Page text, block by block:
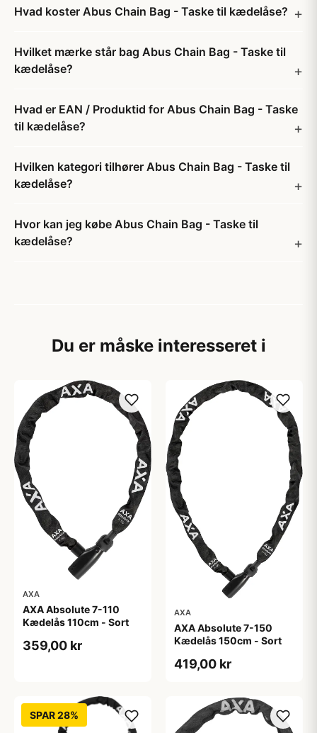
Hvad koster Abus Chain Bag - Taske til kædelåse?
Hvilket mærke står bag Abus Chain Bag - Taske til
kædelåse?
Hvad er EAN / Produktid for Abus Chain Bag - Taske
til kædelåse?
Hvilken kategori tilhører Abus Chain Bag - Taske til
kædelåse?
Hvor kan jeg købe Abus Chain Bag - Taske til
kædelåse?
Du er måske interesseret i
AXA
AXA Absolute 7-110
Kædelås 110cm - Sort
359,00 kr
AXA
AXA Absolute 7-150
Kædelås 150cm - Sort
419,00 kr
SPAR 28%